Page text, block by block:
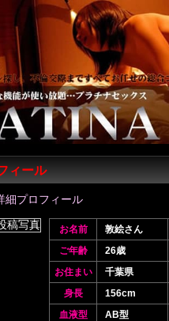
ィール
細プロフィール
お名前 敦絵さん
ご年齢
26歳
お住まい
千葉県
身長
156cm
血液型
AB型